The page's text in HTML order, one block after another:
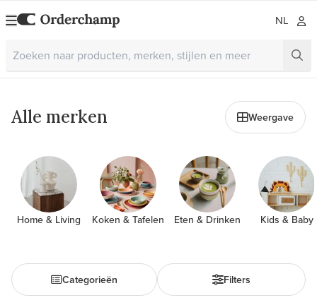
NL
Alle merken Weergave
Home & Living Koken & Tafelen Eten & Drinken Kids & Baby
Categorieën Filters